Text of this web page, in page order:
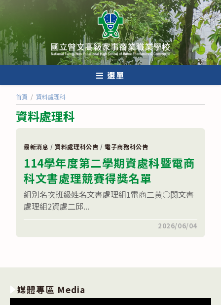
轉
至
主
要
內
選單
資料處理科
首頁 / 資料處理科
最新消息 /資料處理科公告 /電子商務科公告
114學年度第二學期資處科暨電商
科文書處理競賽得獎名單
組別名次班級姓名文書處理組1電商二黃○閔文書
處理組2資處二邱...
學
二
期
資
處
2026/06/04
媒體專區 Media